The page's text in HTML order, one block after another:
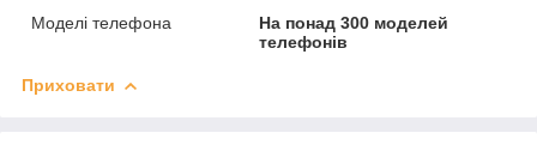
Моделі телефона
На понад 300 моделей
телефонів
Приховати